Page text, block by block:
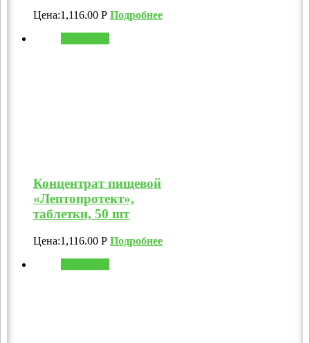
Цена:1,116.00 Р Подробнее
Концентрат пищевой
«Лептопротект»,
таблетки, 50 шт
Цена:1,116.00 Р Подробнее